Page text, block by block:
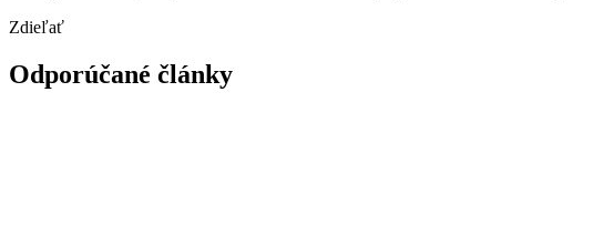
Zdieľať
Odporúčané články